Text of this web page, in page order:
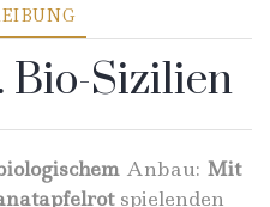
Bio-Sizilien
Anbau: Mit
spielenden